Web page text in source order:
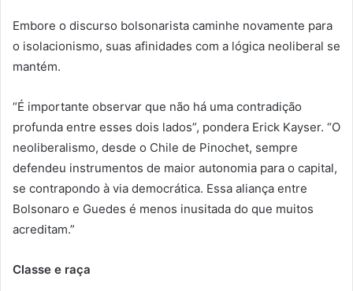
Embore o discurso bolsonarista caminhe novamente para
o isolacionismo, suas afinidades com a lógica neoliberal se
mantém.
“É importante observar que não há uma contradição
profunda entre esses dois lados”, pondera Erick Kayser. “O
neoliberalismo, desde o Chile de Pinochet, sempre
defendeu instrumentos de maior autonomia para o capital,
se contrapondo à via democrática. Essa aliança entre
Bolsonaro e Guedes é menos inusitada do que muitos
acreditam.”
Classe e raça